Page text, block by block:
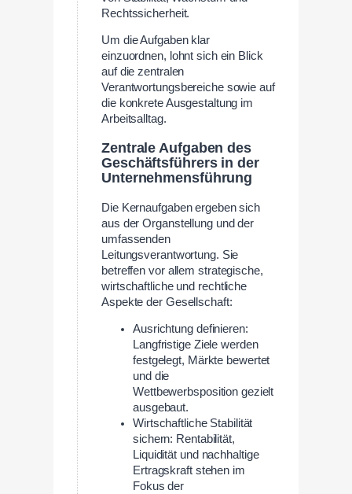
Rechtssicherheit.
Um die Aufgaben klar
einzuordnen, lohnt sich ein Blick
auf die zentralen
Verantwortungsbereiche sowie auf
die konkrete Ausgestaltung im
Arbeitsalltag.
Zentrale Aufgaben des
Geschäftsführers in der
Unternehmensführung
Die Kernaufgaben ergeben sich
aus der Organstellung und der
umfassenden
Leitungsverantwortung. Sie
betreffen vor allem strategische,
wirtschaftliche und rechtliche
Aspekte der Gesellschaft:
Ausrichtung definieren:
Langfristige Ziele werden
festgelegt, Märkte bewertet
und die
Wettbewerbsposition gezielt
ausgebaut.
Wirtschaftliche Stabilität
sichern: Rentabilität,
Liquidität und nachhaltige
Ertragskraft stehen im
Fokus der